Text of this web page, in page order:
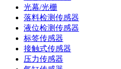
光幕/光栅
落料检测传感器
液位检测传感器
标签传感器
接触式传感器
压力传感器